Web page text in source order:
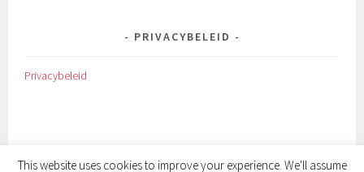
PRIVACYBELEID
Privacybeleid
This website uses cookies to improve your experience. We'll assume